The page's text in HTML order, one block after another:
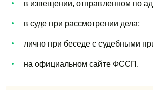
в извещении, отправленном по
в суде при рассмотрении дела;
лично при беседе с судебными
на официальном сайте ФССП.